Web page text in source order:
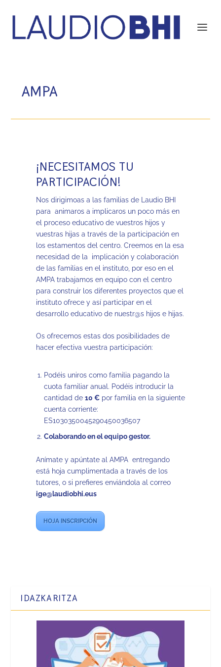
AMPA
¡NECESITAMOS TU
PARTICIPACIÓN!
Nos dirigimoas a las familias de Laudio BHI
para animaros a implicaros un poco más en
el proceso educativo de vuestros hijos y
vuestras hijas a través de la participación en
los estamentos del centro. Creemos en la esa
necesidad de la implicación y colaboración
de las familias en el instituto, por eso en el
AMPA trabajamos en equipo con el centro
para construir los diferentes proyectos que el
instituto ofrece y así participar en el
desarrollo educativo de nuestr@s hijos e hijas.
Os ofrecemos estas dos posibilidades de
hacer efectiva vuestra participación:
Podéis uniros como familia pagando la
cuota familiar anual. Podéis introducir la
cantidad de 10 €por familia en la siguiente
cuenta corriente:
ES1030350045290450036507
Colaborando en el equipo gestor.
Anímate y apúntate al AMPA entregando
está hoja cumplimentada a través de los
tutores, o si prefieres enviándola al correo
ige@laudiobhi.eus
HOJA INSCRIPCIÓN
IDAZKARITZA